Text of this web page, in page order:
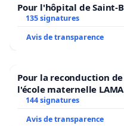
Pour l'hôpital de Saint-
135 signatures
Avis de transparence
Pour la reconduction
l'école maternelle
2026/2027
144 signatures
Avis de transparence